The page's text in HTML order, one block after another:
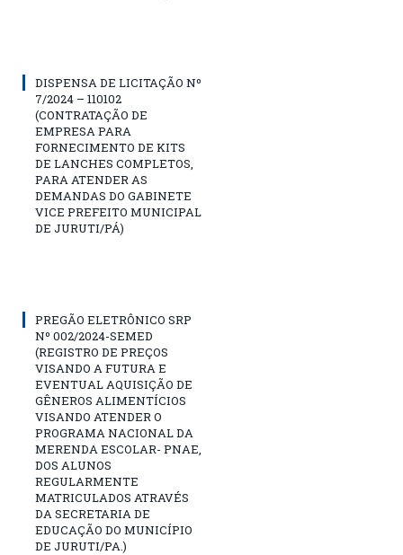
DISPENSA DE LICITAÇÃO Nº
7/2024 – 110102
(CONTRATAÇÃO DE
EMPRESA PARA
FORNECIMENTO DE KITS
DE LANCHES COMPLETOS,
PARA ATENDER AS
DEMANDAS DO GABINETE
VICE PREFEITO MUNICIPAL
DE JURUTI/PÁ)
PREGÃO ELETRÔNICO SRP
Nº 002/2024-SEMED
(REGISTRO DE PREÇOS
VISANDO A FUTURA E
EVENTUAL AQUISIÇÃO DE
GÊNEROS ALIMENTÍCIOS
VISANDO ATENDER O
PROGRAMA NACIONAL DA
MERENDA ESCOLAR- PNAE,
DOS ALUNOS
REGULARMENTE
MATRICULADOS ATRAVÉS
DA SECRETARIA DE
EDUCAÇÃO DO MUNICÍPIO
DE JURUTI/PA.)